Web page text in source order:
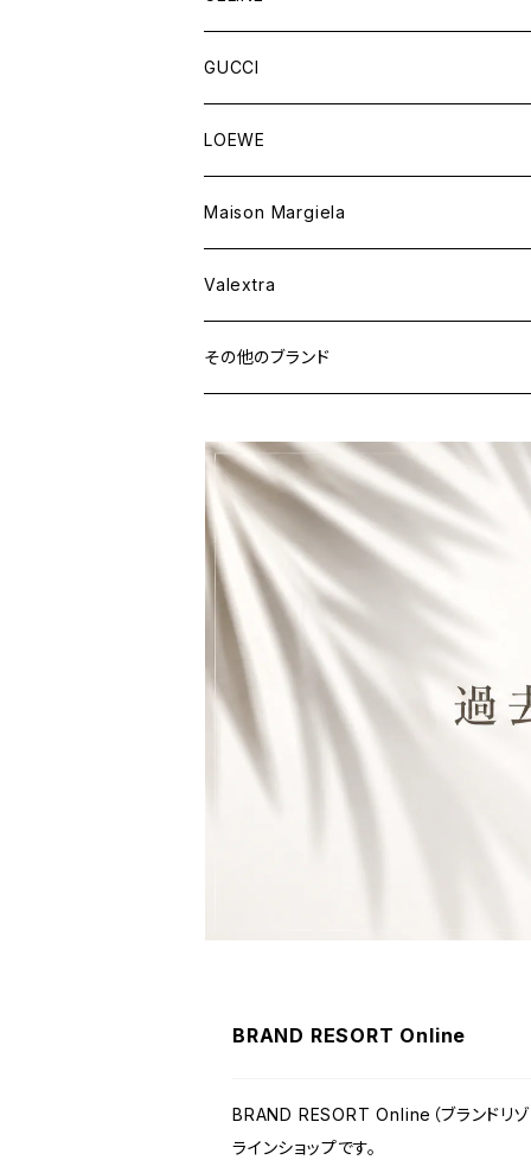
ウェア
財布&小物
ウェア
バッグ
財布&小物
ウェア
GUCCI
バッグ
財布&小物
ウェア
LOEWE
Maison Margiela
Valextra
その他のブランド
財布&小物
ウェア
BRAND RESORT Online
BRAND RESORT Online（ブランドリゾ
ラインショップです。